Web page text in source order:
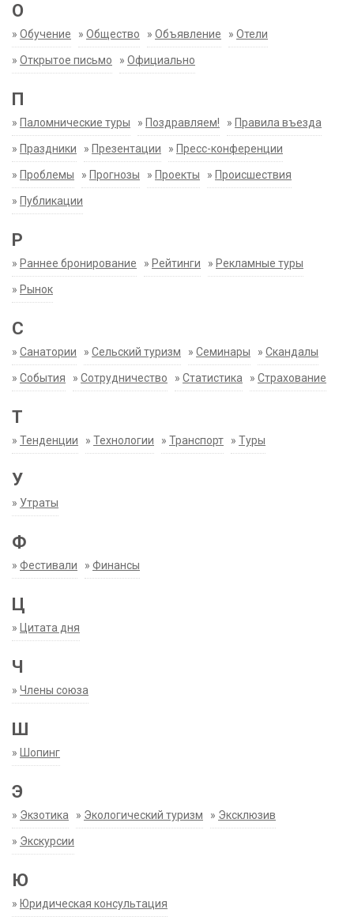
О
» Обучение » Общество » Объявление » Отели
» Открытое письмо » Официально
П
» Паломнические туры » Поздравляем! » Правила въезда
» Праздники » Презентации » Пресс-конференции
» Проблемы » Прогнозы » Проекты » Происшествия
» Публикации
Р
» Раннее бронирование » Рейтинги » Рекламные туры
» Рынок
С
» Санатории » Сельский туризм » Семинары » Скандалы
» События » Сотрудничество » Статистика » Страхование
Т
» Тенденции » Технологии » Транспорт » Туры
У
» Утраты
Ф
» Фестивали » Финансы
Ц
» Цитата дня
Ч
» Члены союза
Ш
» Шопинг
Э
» Экзотика » Экологический туризм » Эксклюзив
» Экскурсии
Ю
» Юридическая консультация